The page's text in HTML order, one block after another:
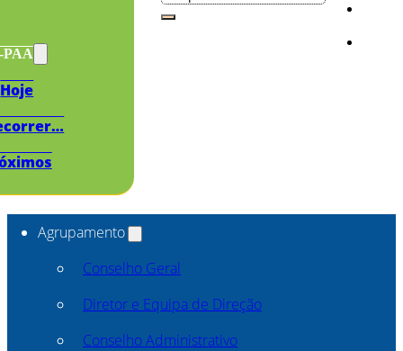
PAA
Hoje
Agrupamento
Conselho Geral
Diretor e Equipa de Direção
Conselho Administrativo